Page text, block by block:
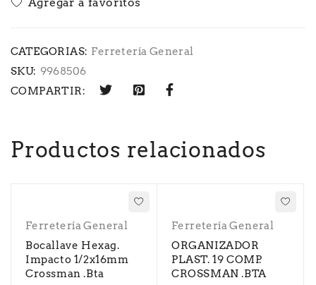
CATEGORIAS: Ferretería General
SKU: 9968506
COMPARTIR:
Productos relacionados
Ferretería General
Bocallave Hexag.
Impacto 1/2x16mm
Crossman .Bta
Ferretería General
ORGANIZADOR
PLAST. 19 COMP.
CROSSMAN .BTA